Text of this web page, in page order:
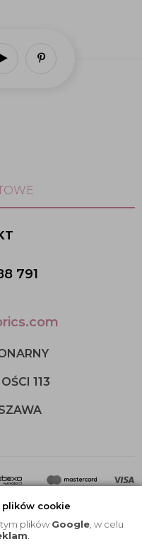
cookie
plików Google , w celu
791
113